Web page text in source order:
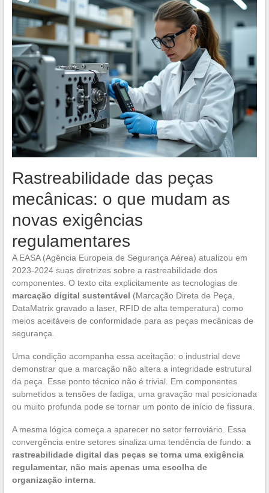
Rastreabilidade das peças
mecânicas: o que mudam as
novas exigências
regulamentares
A EASA (Agência Europeia de Segurança Aérea) atualizou em
2023-2024 suas diretrizes sobre a rastreabilidade dos
componentes. O texto cita explicitamente as tecnologias de
marcação digital sustentável (Marcação Direta de Peça,
DataMatrix gravado a laser, RFID de alta temperatura) como
meios aceitáveis de conformidade para as peças mecânicas de
segurança.
Uma condição acompanha essa aceitação: o industrial deve
demonstrar que a marcação não altera a integridade estrutural
da peça. Esse ponto técnico não é trivial. Em componentes
submetidos a tensões de fadiga, uma gravação mal posicionada
ou muito profunda pode se tornar um ponto de início de fissura.
A mesma lógica começa a aparecer no setor ferroviário. Essa
convergência entre setores sinaliza uma tendência de fundo: a
rastreabilidade digital das peças se torna uma exigência
regulamentar, não mais apenas uma escolha de
organização interna.